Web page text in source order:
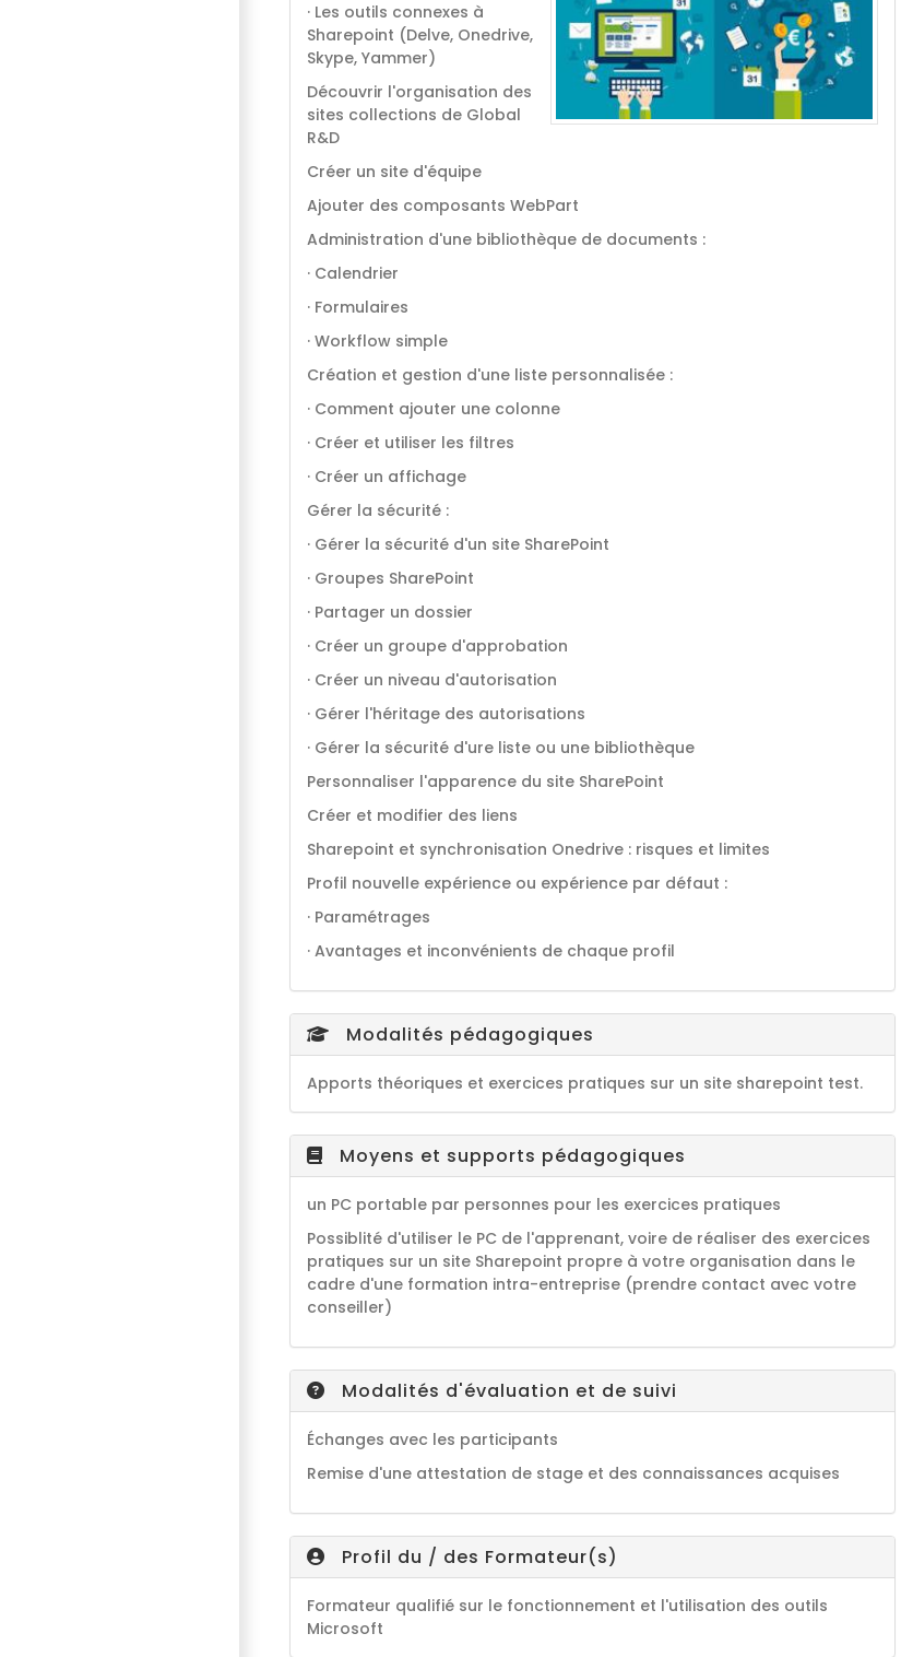
· Les outils connexes à
Sharepoint (Delve, Onedrive,
Skype, Yammer)
Découvrir l'organisation des
sites collections de Global
R&D
Créer un site d'équipe
Ajouter des composants WebPart
Administration d'une bibliothèque de documents :
· Calendrier
· Formulaires
· Workflow simple
Création et gestion d'une liste personnalisée :
· Comment ajouter une colonne
· Créer et utiliser les filtres
· Créer un affichage
Gérer la sécurité :
· Gérer la sécurité d'un site SharePoint
· Groupes SharePoint
· Partager un dossier
· Créer un groupe d'approbation
· Créer un niveau d'autorisation
· Gérer l'héritage des autorisations
· Gérer la sécurité d'ure liste ou une bibliothèque
Personnaliser l'apparence du site SharePoint
Créer et modifier des liens
Sharepoint et synchronisation Onedrive : risques et limites
Profil nouvelle expérience ou expérience par défaut :
· Paramétrages
· Avantages et inconvénients de chaque profil
Modalités pédagogiques
Apports théoriques et exercices pratiques sur un site sharepoint test.
Moyens et supports pédagogiques
un PC portable par personnes pour les exercices pratiques
Possiblité d'utiliser le PC de l'apprenant, voire de réaliser des exercices
pratiques sur un site Sharepoint propre à votre organisation dans le
cadre d'une formation intra-entreprise (prendre contact avec votre
conseiller)
Modalités d'évaluation et de suivi
Échanges avec les participants
Remise d'une attestation de stage et des connaissances acquises
Profil du / des Formateur(s)
Formateur qualifié sur le fonctionnement et l'utilisation des outils
Microsoft